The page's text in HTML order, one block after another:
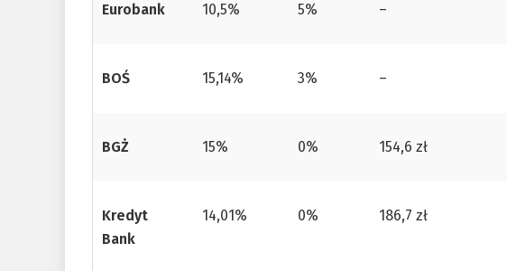
Eurobank 10,5% 5% –
BOŚ 15,14% 3% –
BGŻ 15% 0% 154,6 zł
Kredyt
Bank
14,01% 0% 186,7 zł